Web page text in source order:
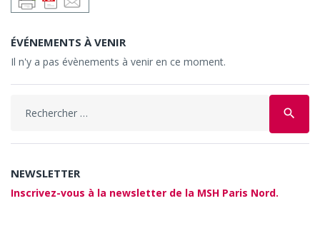
ÉVÉNEMENTS À VENIR
Il n'y a pas évènements à venir en ce moment.
search
NEWSLETTER
Inscrivez-vous à la newsletter de la MSH Paris Nord.